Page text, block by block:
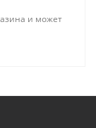
и может